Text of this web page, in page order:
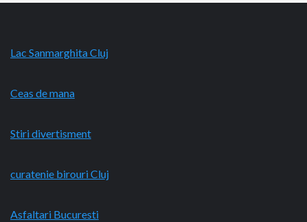
Lac Sanmarghita Cluj
Ceas de mana
Stiri divertisment
curatenie birouri Cluj
Asfaltari Bucuresti